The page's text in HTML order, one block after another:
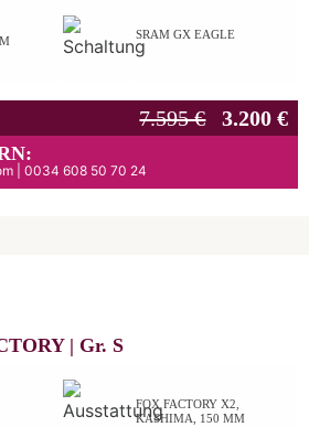
SRAM GX EAGLE
7.595 € 3.200 €
| 0034 608 50 70 24
| Gr. S
FOX FACTORY X2,
KASHIMA, 150 MM